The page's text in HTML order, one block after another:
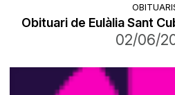
Obituari de Eulàlia Sant
02/06/